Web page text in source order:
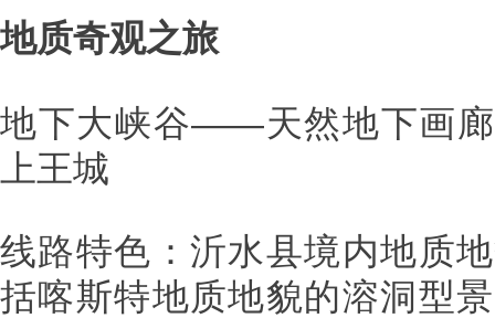
地质奇观之旅
地下大峡谷——天然地下画
上王城
线路特色：沂水县境内地质
括喀斯特地质地貌的溶洞型